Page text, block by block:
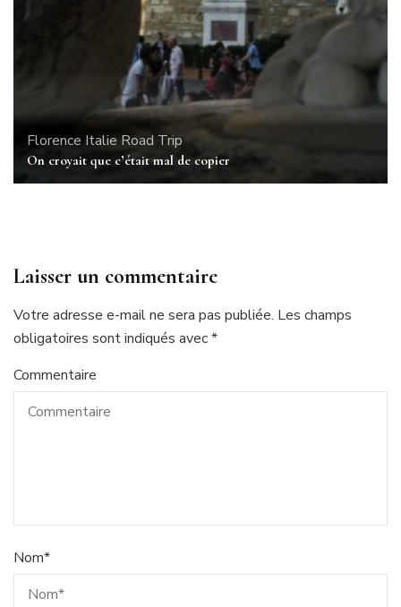
Florence Italie Road Trip
On croyait que c’était mal de copier
Laisser un commentaire
Votre adresse e-mail ne sera pas publiée. Les champs
obligatoires sont indiqués avec*
Commentaire
Nom*